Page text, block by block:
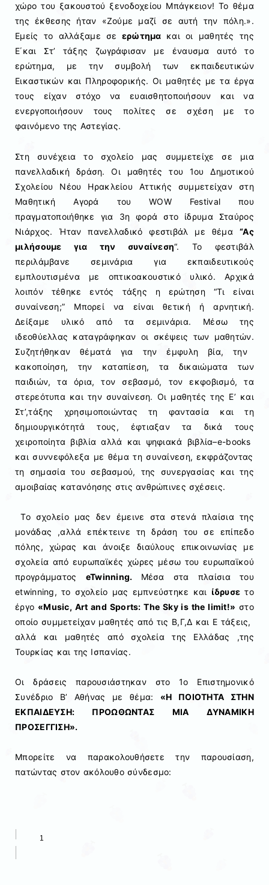
χώρο του ξακουστού ξενοδοχείου Μπάγκειον! Το θέμα
της έκθεσης ήταν «Ζούμε μαζί σε αυτή την πόλη.».
Εμείς το αλλάξαμε σε ερώτημα και οι μαθητές της
Ε΄και Στ’ τάξης ζωγράφισαν με έναυσμα αυτό το
ερώτημα, με την συμβολή των εκπαιδευτικών
Εικαστικών και Πληροφορικής. Οι μαθητές με τα έργα
τους είχαν στόχο να ευαισθητοποιήσουν και να
ενεργοποιήσουν τους πολίτες σε σχέση με το
φαινόμενο της Αστεγίας.
Στη συνέχεια το σχολείο μας συμμετείχε σε μια
πανελλαδική δράση.Οι μαθητές του 1ου Δημοτικού
Σχολείου Νέου Ηρακλείου Αττικής συμμετείχαν στη
Μαθητική Αγορά του WOW Festival που
πραγματοποιήθηκε για 3η φορά στο ίδρυμα Σταύρος
Νιάρχος. Ήταν πανελλαδικό φεστιβάλ με θέμα “Ας
μιλήσουμε για την συναίνεση“. Το φεστιβάλ
περιλάμβανε σεμινάρια για εκπαιδευτικούς
εμπλουτισμένα με οπτικοακουστικό υλικό.Αρχικά
λοιπόν τέθηκε εντός τάξης η ερώτηση “Τι είναι
συναίνεση;” Μπορεί να είναι θετική ή αρνητική.
Δείξαμε υλικό από τα σεμινάρια. Μέσω της
ιδεοθύελλας καταγράφηκαν οι σκέψεις των μαθητών.
Συζητήθηκαν θέματά για τηνέμφυλη βία, την
κακοποίηση, την καταπίεση, τα δικαιώματα των
παιδιών, τα όρια, τον σεβασμό, τον εκφοβισμό, τα
στερεότυπα και την συναίνεση. Οι μαθητές της Ε’ και
Στ’,τάξης
χρησιμοποιώντας τη φαντασία και τη
δημιουργικότητά τους, έφτιαξαν τα δικά τους
χειροποίητα βιβλία αλλά και ψηφιακά βιβλία–e-books
καισυννεφόλεξα με θέμα τη συναίνεση, εκφράζοντας
τη σημασία του σεβασμού, της συνεργασίας και της
αμοιβαίας κατανόησης στις ανθρώπινες σχέσεις.
Το σχολείο μας δεν έμεινε στα στενά πλαίσια της
μονάδας ,αλλά επέκτεινε τη δράση του σε επίπεδο
πόλης, χώρας και άνοιξε διαύλους επικοινωνίας με
σχολεία από ευρωπαϊκές χώρες μέσω του ευρωπαϊκού
προγράμματος eTwinning. Μέσα στα πλαίσια του
etwinning, το σχολείο μας εμπνεύστηκε και ίδρυσε το
έργο «Music, Art and Sports: The Sky is the limit!» στο
οποίο συμμετείχαν μαθητές από τις Β,Γ,Δ και Ε τάξεις,
αλλά και μαθητές από σχολεία της Ελλάδας ,της
Τουρκίας και της Ισπανίας.
​Οι δράσεις παρουσιάστηκαν στο 1ο Επιστημονικό
Συνέδριο Β’ Αθήνας με θέμα: «Η ΠΟΙΟΤΗΤΑ ΣΤΗΝ
ΕΚΠΑΙΔΕΥΣΗ: ΠΡΟΩΘΩΝΤΑΣ ΜΙΑ ΔΥΝΑΜΙΚΗ
ΠΡΟΣΕΓΓΙΣΗ».
Μπορείτε να παρακολουθήσετε την παρουσίαση,
πατώντας στον ακόλουθο σύνδεσμο: